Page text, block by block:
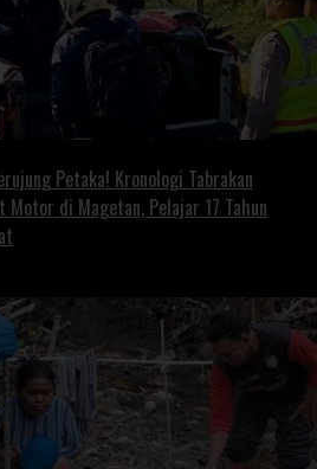
Petaka! Kronologi Tabrakan
Motor di Magetan, Pelajar 17 Tahun